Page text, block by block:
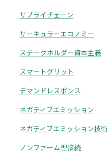
サプライチェーン
サーキュラーエコノミー
ステークホルダー資本主義
スマートグリット
デマンドレスポンス
ネガティブエミッション
ネガティブエミッション技術
ノンファーム型接続